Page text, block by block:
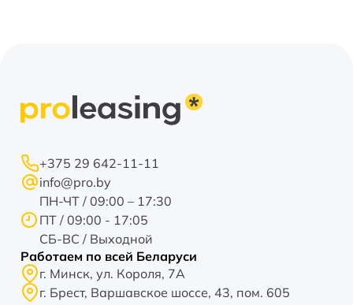
+375 29 642-11-11
info@pro.by
ПН-ЧТ / 09:00 – 17:30
ПТ / 09:00 - 17:05
СБ-ВС / Выходной
Работаем по всей Беларуси
г. Минск, ул. Короля, 7А
г. Брест, Варшавское шоссе, 43, пом. 605